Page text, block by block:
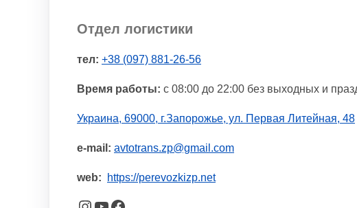
Отдел логистики
тел: +38 (097) 881-26-56
Время работы: с 08:00 до 22:00 без выходных и
Украина, 69000, г.Запорожье, ул. Первая Литейная, 48
e-mail: avtotrans.zp@gmail.com
web: https://perevozkizp.net